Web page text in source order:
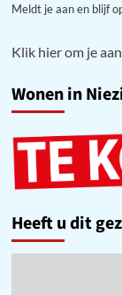
Meldt je aan en blijf
Klik hier om je
Wonen in
Heeft u dit